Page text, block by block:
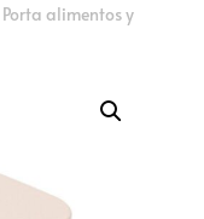
Porta alimentos y